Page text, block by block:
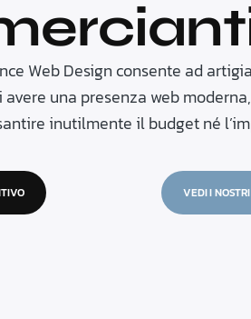
Web Design consente ad
avere una presenza web
inutilmente il budget né
VEDI I